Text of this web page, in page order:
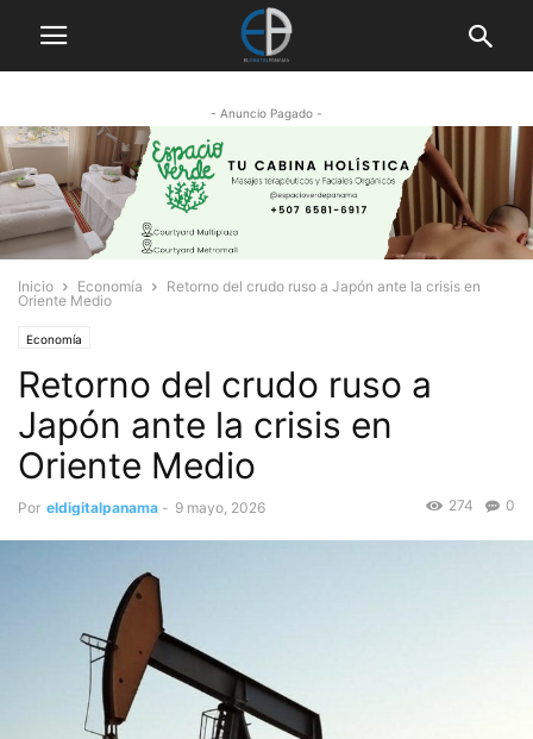
- Anuncio Pagado -
Inicio Economía
Retorno del crudo ruso a Japón ante la crisis en
Oriente Medio
Economía
Retorno del crudo ruso a
Japón ante la crisis en
Oriente Medio
Por eldigitalpanama - 9 mayo, 2026 0
274